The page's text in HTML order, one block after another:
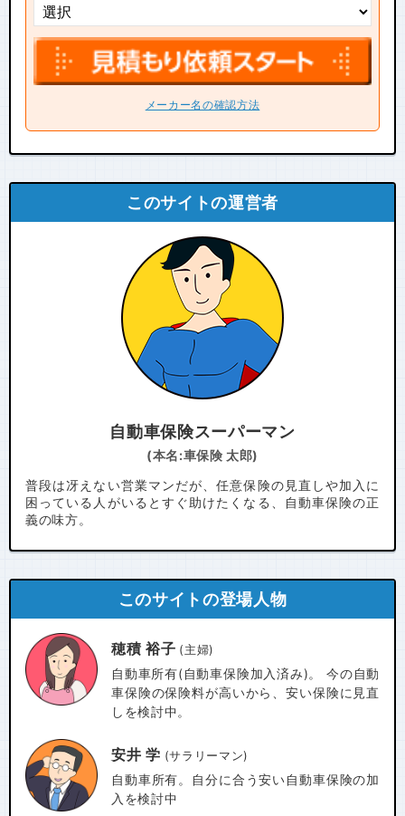
メーカー名の確認方法
このサイトの運営者
自動車保険スーパーマン
(本名:車保険 太郎)
普段は冴えない営業マンだが、任意保険の見直しや加入に
困っている人がいるとすぐ助けたくなる、自動車保険の正
義の味方。
このサイトの登場人物
穂積 裕子 (主婦)
自動車所有(自動車保険加入済み)。 今の自動
車保険の保険料が高いから、安い保険に見直
しを検討中。
安井 学 (サラリーマン)
自動車所有。自分に合う安い自動車保険の加
入を検討中